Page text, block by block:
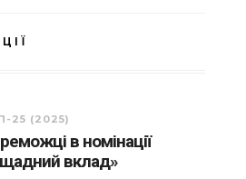
25 (2025)
в номінації
вклад»